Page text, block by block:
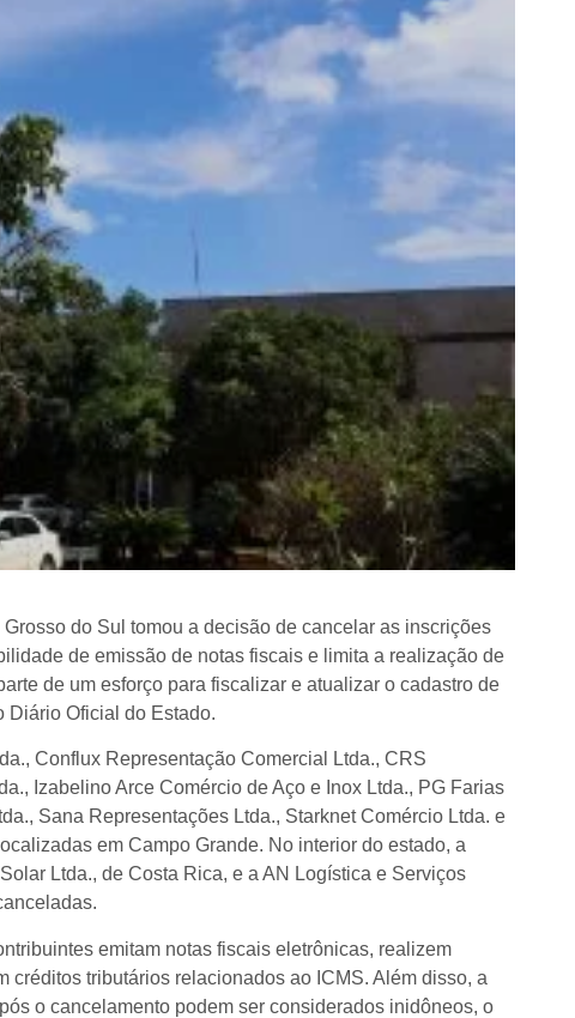
do Sul tomou a decisão de cancelar as inscrições
de emissão de notas fiscais e limita a realização de
de um esforço para fiscalizar e atualizar o cadastro de
Diário Oficial do Estado.
Conflux Representação Comercial Ltda., CRS
Izabelino Arce Comércio de Aço e Inox Ltda., PG Farias
Sana Representações Ltda., Starknet Comércio Ltda. e
em Campo Grande. No interior do estado, a
Ltda., de Costa Rica, e a AN Logística e Serviços
emitam notas fiscais eletrônicas, realizem
tributários relacionados ao ICMS. Além disso, a
o cancelamento podem ser considerados inidôneos, o